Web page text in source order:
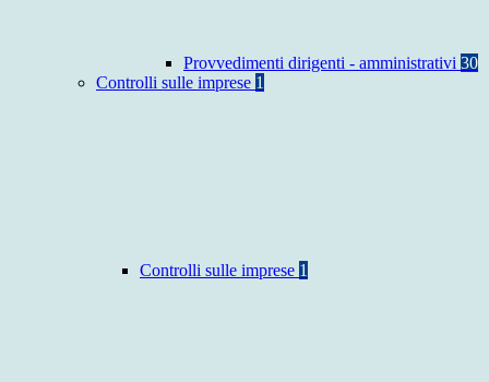
Provvedimenti dirigenti - amministrativi 30
Controlli sulle imprese 1
Controlli sulle imprese 1